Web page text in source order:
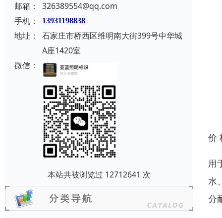
邮箱：
326389554@qq.com
手机：
13931198838
地址：
石家庄市桥西区维明南大街399号中华城
A座1420室
微信：
本站共被浏览过 12712641 次
价
用
水
分